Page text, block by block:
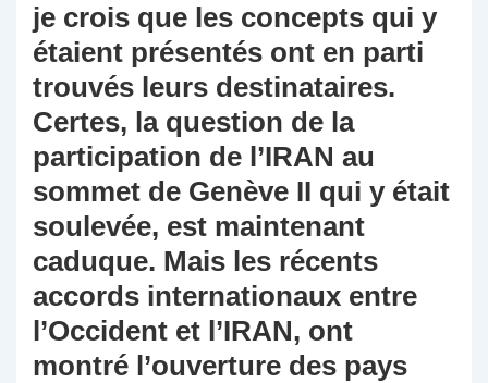
je crois que les concepts qui y
étaient présentés ont en parti
trouvés leurs destinataires.
Certes, la question de la
participation de l’IRAN au
sommet de Genève II qui y était
soulevée, est maintenant
caduque. Mais les récents
accords internationaux entre
l’Occident et l’IRAN, ont
montré l’ouverture des pays